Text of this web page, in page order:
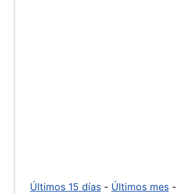
Últimos 15 días - Últimos mes -